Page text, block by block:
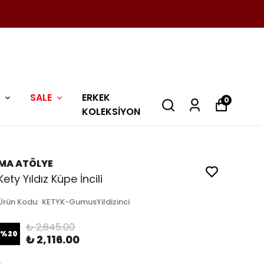
SALE
ERKEK
KOLEKSİYON
0
ATÖLYE
Yıldız Küpe İncili
Kodu: KETYK-GumusYildizinci
%20 ₺ 2,645.00
₺ 2,116.00